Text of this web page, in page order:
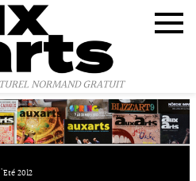
NORMAND GRATUIT
2012